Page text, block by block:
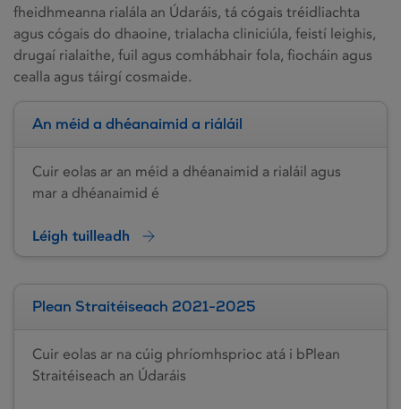
fheidhmeanna rialála an Údaráis, tá cógais tréidliachta
agus cógais do dhaoine, trialacha cliniciúla, feistí leighis,
drugaí rialaithe, fuil agus comhábhair fola, fiocháin agus
cealla agus táirgí cosmaide.
An méid a dhéanaimid a riáláil
Cuir eolas ar an méid a dhéanaimid a rialáil agus
mar a dhéanaimid é
Léigh tuilleadh
Plean Straitéiseach 2021-2025
Cuir eolas ar na cúig phríomhsprioc atá i bPlean
Straitéiseach an Údaráis